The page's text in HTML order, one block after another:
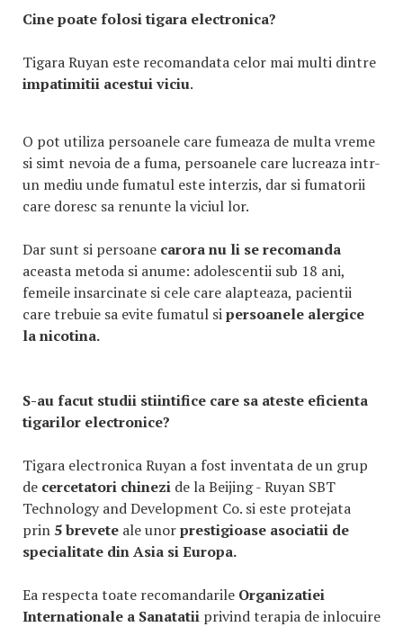
Cine poate folosi tigara electronica?
Tigara Ruyan este recomandata celor mai multi dintre
impatimitii acestui viciu.
O pot utiliza persoanele care fumeaza de multa vreme
si simt nevoia de a fuma, persoanele care lucreaza intr-
un mediu unde fumatul este interzis, dar si fumatorii
care doresc sa renunte la viciul lor.
Dar sunt si persoane carora nu li se recomanda
aceasta metoda si anume: adolescentii sub 18 ani,
femeile insarcinate si cele care alapteaza, pacientii
care trebuie sa evite fumatul sipersoanele alergice
la nicotina.
S-au facut studii stiintifice care sa ateste eficienta
tigarilor electronice?
Tigara electronica Ruyan a fost inventata de un grup
de cercetatori chinezi de la Beijing - Ruyan SBT
Technology and Development Co. si este protejata
prin 5 brevete ale unorprestigioase asociatii de
specialitate din Asia si Europa.
Ea respecta toate recomandarile Organizatiei
Internationale a Sanatatii privind terapia de inlocuire